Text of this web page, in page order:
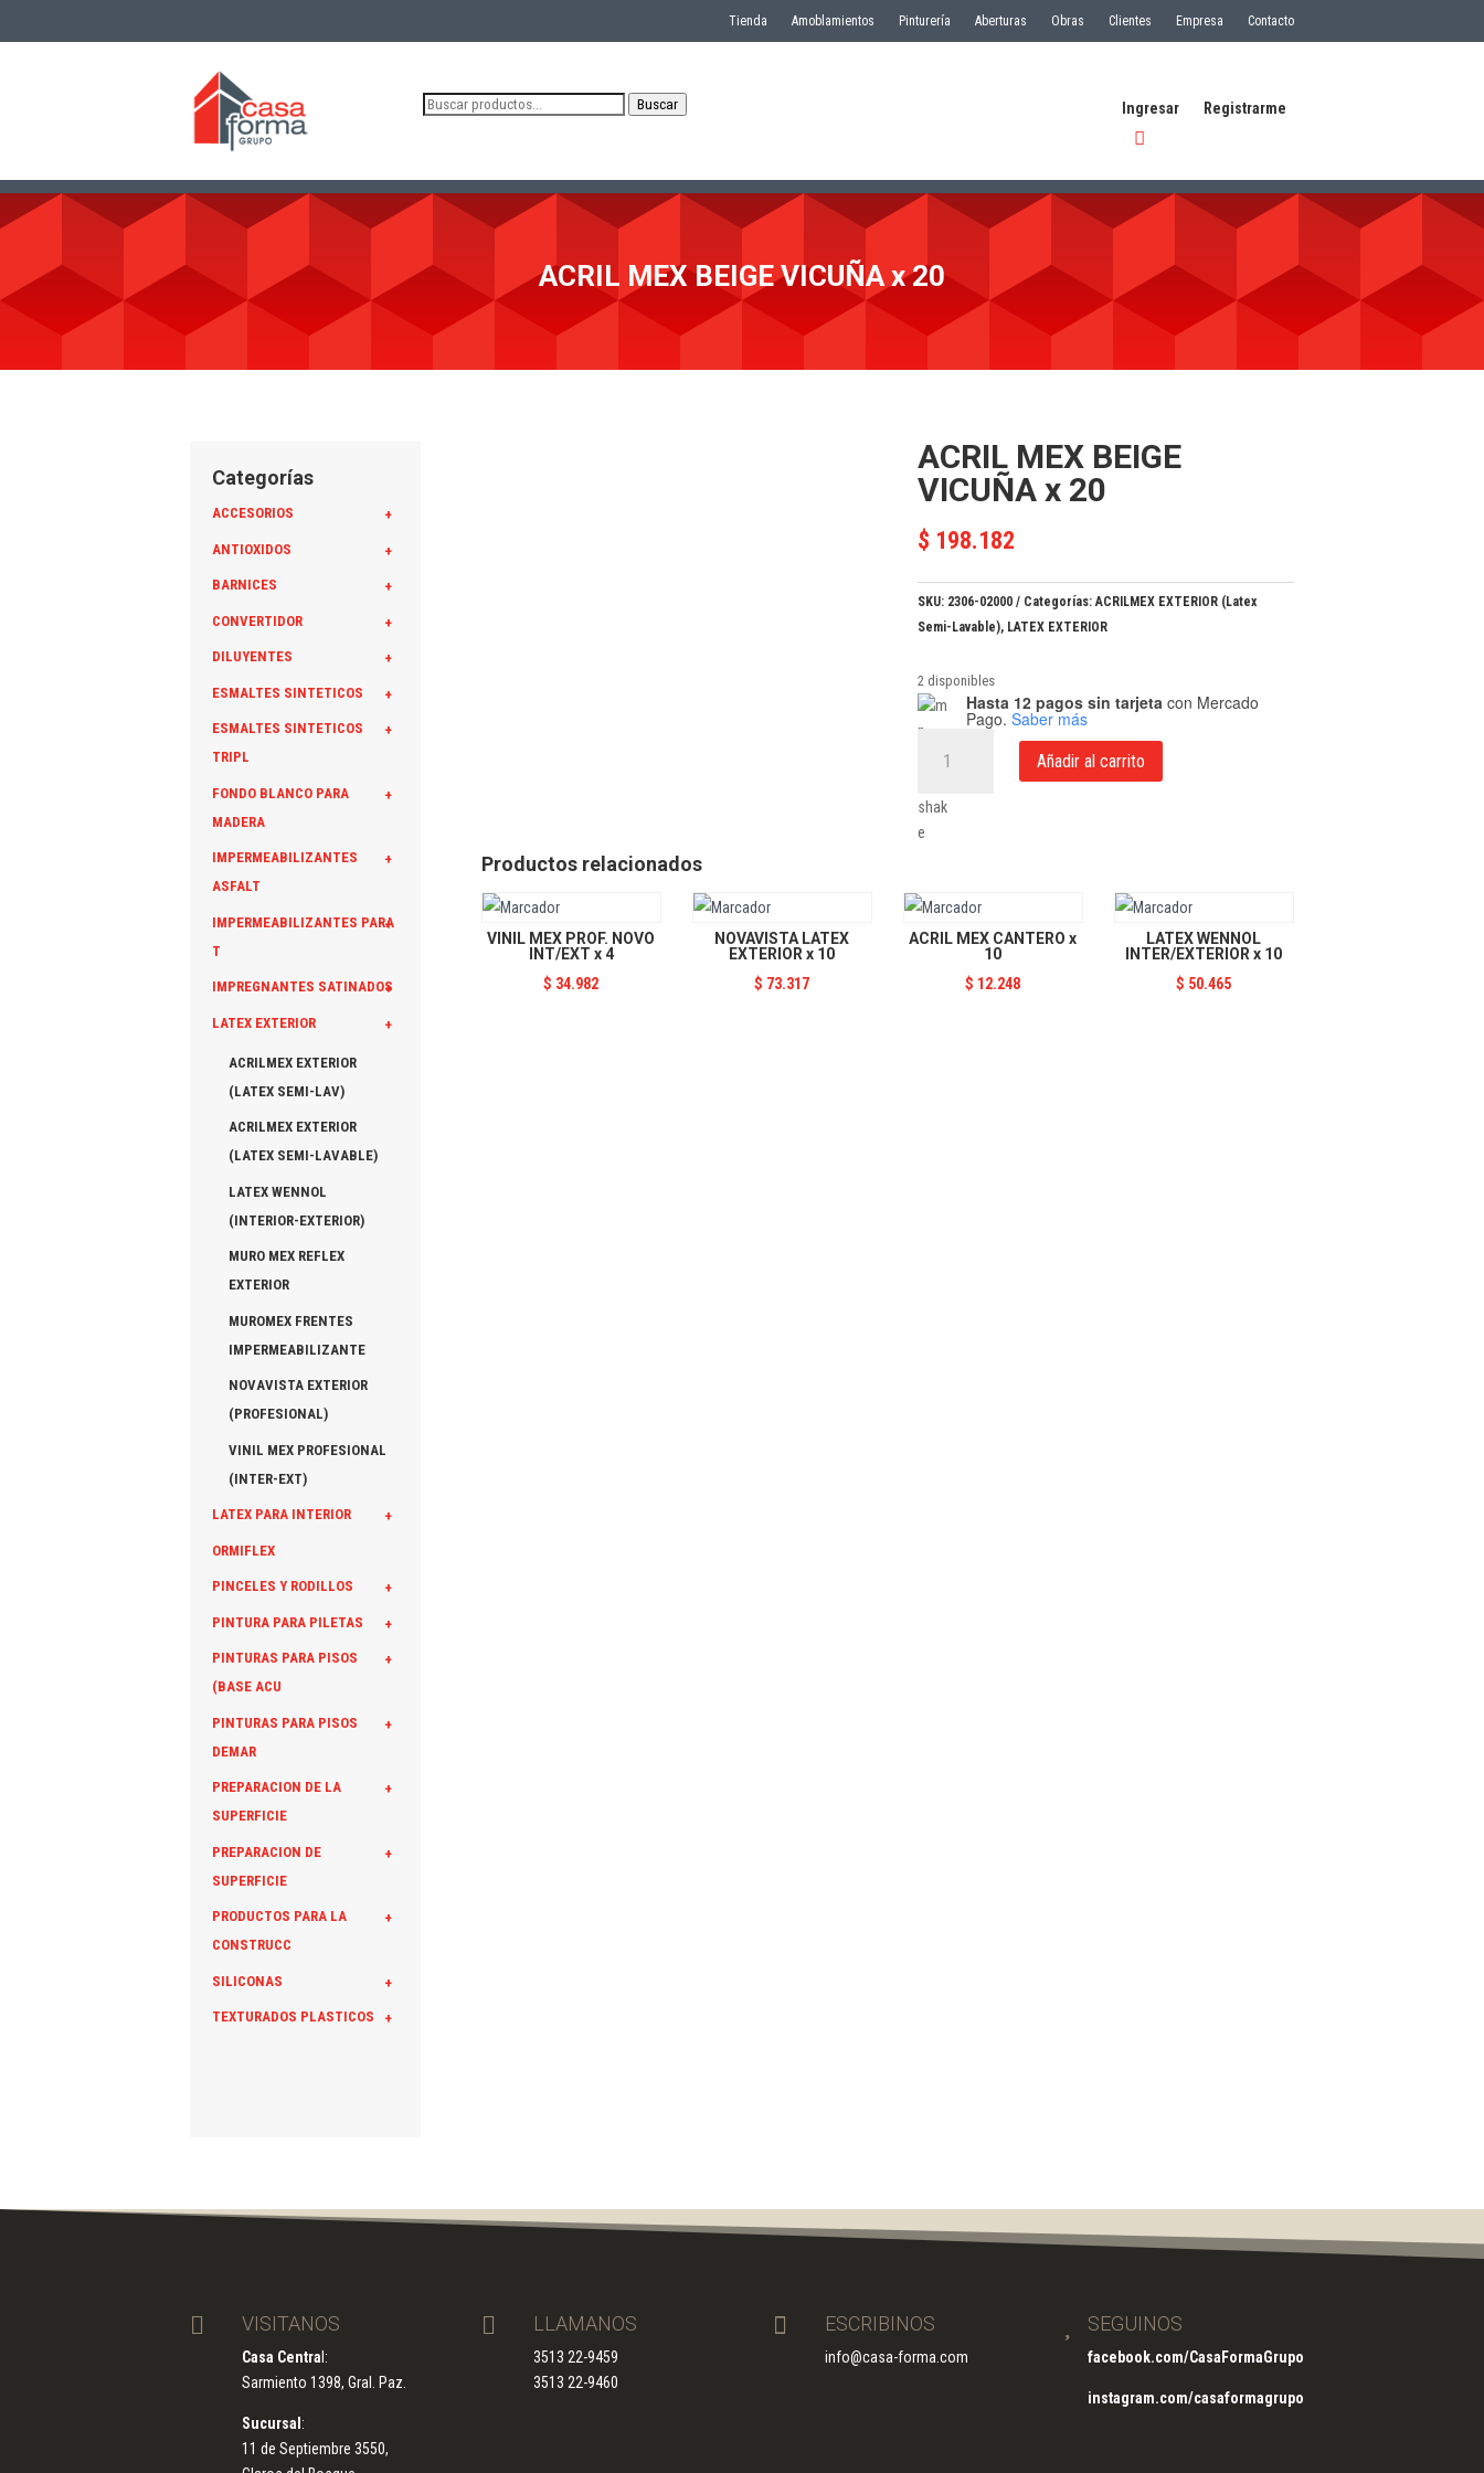
Tienda Amoblamientos Pinturería Aberturas Obras Clientes Empresa Contacto
Buscar
Buscar Ingresar Registrarme
ACRIL MEX BEIGE VICUÑA x 20
Categorías
+
ACCESORIOS
+
ANTIOXIDOS
+
BARNICES
+
CONVERTIDOR
+
DILUYENTES
+
ESMALTES SINTETICOS
+
ESMALTES SINTETICOS
TRIPL
+
FONDO BLANCO PARA
MADERA
+
IMPERMEABILIZANTES
ASFALT
+
IMPERMEABILIZANTES PARA
T
+
IMPREGNANTES SATINADOS
+
LATEX EXTERIOR
ACRILMEX EXTERIOR
(LATEX SEMI-LAV)
ACRILMEX EXTERIOR
(LATEX SEMI-LAVABLE)
LATEX WENNOL
(INTERIOR-EXTERIOR)
MURO MEX REFLEX
EXTERIOR
MUROMEX FRENTES
IMPERMEABILIZANTE
NOVAVISTA EXTERIOR
(PROFESIONAL)
VINIL MEX PROFESIONAL
(INTER-EXT)
+
LATEX PARA INTERIOR
ORMIFLEX
+
PINCELES Y RODILLOS
+
PINTURA PARA PILETAS
+
PINTURAS PARA PISOS
(BASE ACU
+
PINTURAS PARA PISOS
DEMAR
+
PREPARACION DE LA
SUPERFICIE
+
PREPARACION DE
SUPERFICIE
+
PRODUCTOS PARA LA
CONSTRUCC
+
SILICONAS
+
TEXTURADOS PLASTICOS
ACRIL MEX BEIGE
VICUÑA x 20
$ 198.182
SKU: 2306-02000 Categorías:ACRILMEX EXTERIOR (Latex
Semi-Lavable), LATEX EXTERIOR
2 disponibles
Hasta 12 pagos sin tarjeta con Mercado
Pago. Saber más
VICUÑA
x
cantidad
Añadir al carrito
Productos relacionados
VINIL MEX PROF. NOVO
INT/EXT x 4
$ 34.982
NOVAVISTA LATEX
EXTERIOR x 10
$ 73.317
ACRIL MEX CANTERO x
10
$ 12.248
LATEX WENNOL
INTER/EXTERIOR x 10
$ 50.465
 VISITANOS
Casa Centra l:
Sarmiento 1398, Gral. Paz.
Sucursal :
11 de Septiembre 3550,
 LLAMANOS
3513 22-9459
3513 22-9460
 ESCRIBINOS
info@casa-forma.com
SEGUINOS
facebook.com/CasaFormaGrupo
instagram.com/casaformagrupo